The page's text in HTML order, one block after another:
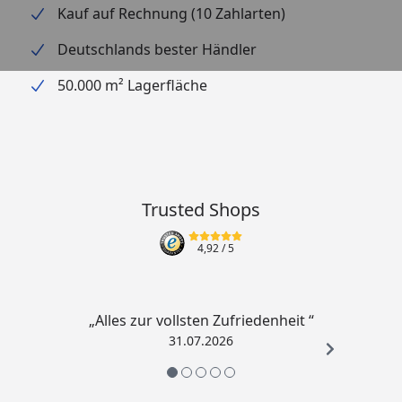
Balkon oder viele weitere Orte und schaffen Sie so
Ihre eigene Wohlfühl-Oase.
Features und technische Spezifikationen:
inklusive LED Beleuchtung
inklusive Wasserspeicher
Maße ca. 45,0 x 37,0 x 76,0 cm
Kauf auf Rechnung (10 Zahlarten)
Deutschlands bester Händler
50.000 m² Lagerfläche
Trusted Shops
4,92/ 5
„Alles zur vollsten Zufriedenheit “
31.07.2026